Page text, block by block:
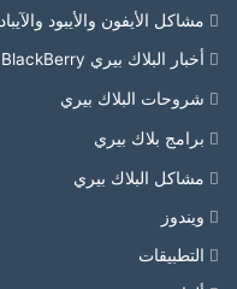
مشاكل الأيفون والأيبود والآيباد
أخبار البلاك بيري BlackBerry
شروحات البلاك بيري
برامج بلاك بيري
مشاكل البلاك بيري
ويندوز
التطبيقات